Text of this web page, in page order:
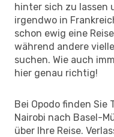
hinter sich zu lassen
irgendwo in
schon ewig eine
während andere
suchen. Wie auch
hier genau richtig!
Bei Opodo finden Sie
Nairobi nach Basel-
über Ihre Reise.